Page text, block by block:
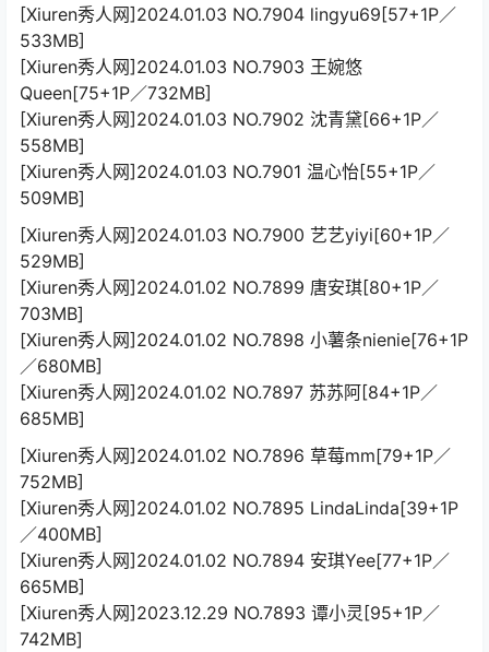
[Xiuren秀人网]2024.01.03 NO.7904 lingyu69[57+1P／
533MB]
[Xiuren秀人网]2024.01.03 NO.7903 王婉悠
Queen[75+1P／732MB]
[Xiuren秀人网]2024.01.03 NO.7902 沈青黛[66+1P／
558MB]
[Xiuren秀人网]2024.01.03 NO.7901 温心怡[55+1P／
509MB]
[Xiuren秀人网]2024.01.03 NO.7900 艺艺yiyi[60+1P／
529MB]
[Xiuren秀人网]2024.01.02 NO.7899 唐安琪[80+1P／
703MB]
[Xiuren秀人网]2024.01.02 NO.7898 小薯条nienie[76+1P
／680MB]
[Xiuren秀人网]2024.01.02 NO.7897 苏苏阿[84+1P／
685MB]
[Xiuren秀人网]2024.01.02 NO.7896 草莓mm[79+1P／
752MB]
[Xiuren秀人网]2024.01.02 NO.7895 LindaLinda[39+1P
／400MB]
[Xiuren秀人网]2024.01.02 NO.7894 安琪Yee[77+1P／
665MB]
[Xiuren秀人网]2023.12.29 NO.7893 谭小灵[95+1P／
742MB]